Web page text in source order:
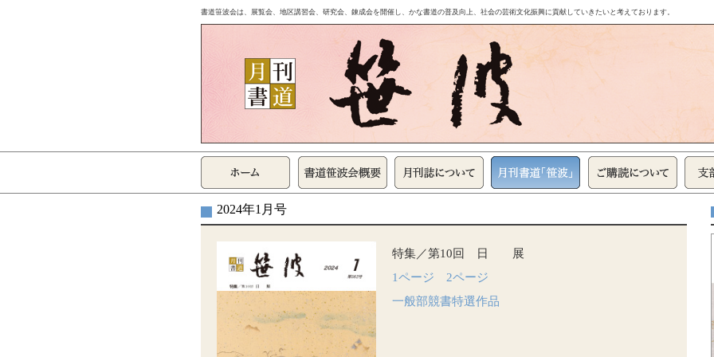
書道笹波会は、展覧会、地区講習会、研究会、錬成会を開催し、かな書道の普及向上、社会の芸術文化振興に貢献していきたいと考えております。
2024年1月号
特集／第10回 日 展
1ページ
2ページ
一般部競書特選作品